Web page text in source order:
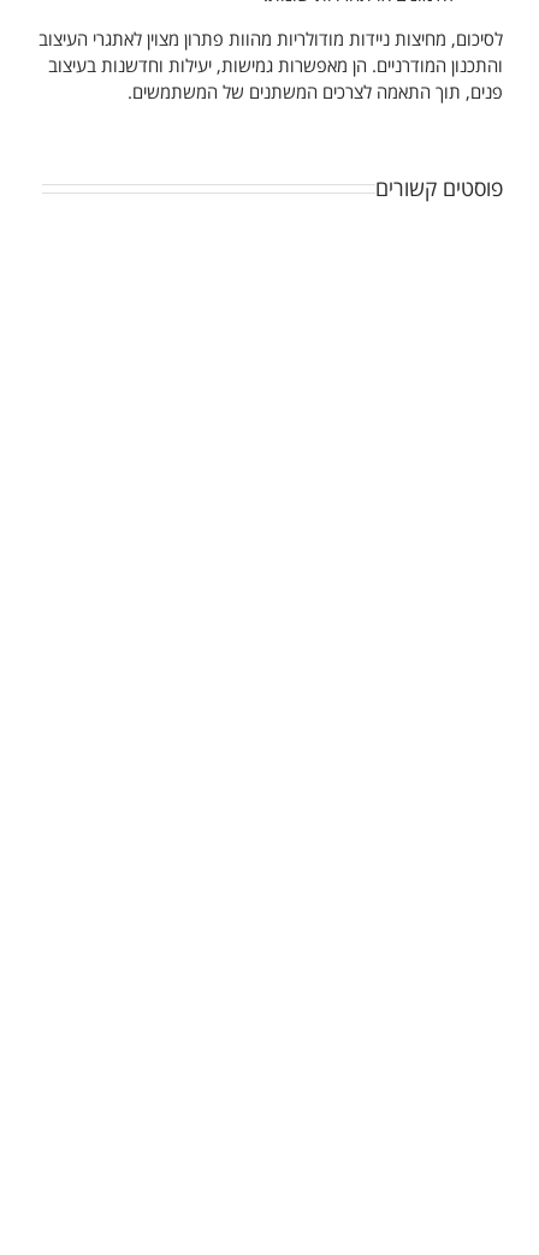
לסיכום, מחיצות ניידות מודולריות מהוות פתרון מצוין לאתגרי העיצוב
והתכנון המודרניים. הן מאפשרות גמישות, יעילות וחדשנות בעיצוב
פנים, תוך התאמה לצרכים המשתנים של המשתמשים.
פוסטים קשורים